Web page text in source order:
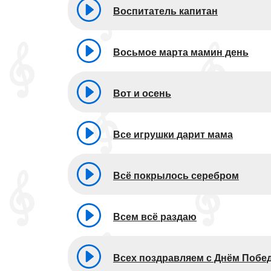
Воспитатель капитан
Восьмое марта мамин день
Вот и осень
Все игрушки дарит мама
Всё покрылось серебром
Всем всё раздаю
Всех поздравляем с Днём